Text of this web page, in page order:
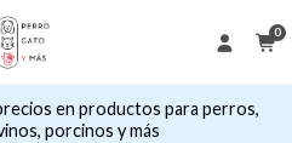
0
en productos para perros,
porcinos y más